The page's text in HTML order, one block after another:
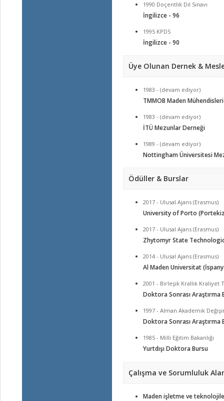
1990 Doçentlik Dil Sınavı
İngilizce - 96
1995 KPDS
İngilizce - 90
Üye Olunan Dernek &
1983 - (devam ediyor)
TMMOB Maden Mühendisleri
1983 - (devam ediyor)
İTÜ Mezunlar Derneği
1989 - (devam ediyor)
Nottingham Üniversitesi
Ödüller & Burslar
2017 - Ulusal Ajans (Erasmus)
University of Porto
2017 - Ulusal Ajans (Erasmus)
Zhytomyr State
2014 - Ulusal Ajans (Erasmus)
Al Maden Universitat
2001 - Birleşik Krallık
Doktora Sonrası Araştırma
1997 - Alman Akademik
Doktora Sonrası Araştırma
1985 - Milli Eğitim Bakanlığı
Yurtdışı Doktora Bursu
Çalışma ve Sorumluluk
Maden işletme ve